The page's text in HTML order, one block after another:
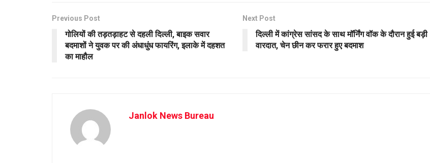
Previous Post
गोलियों की तड़तड़ाहट से दहली दिल्ली, बाइक सवार
बदमाशों ने युवक पर की अंधाधुंध फायरिंग, इलाके में दहशत
का माहौल
Next Post
दिल्ली में कांग्रेस सांसद के साथ मॉर्निंग वॉक के दौरान हुई बड़ी
वारदात, चेन छीन कर फरार हुए बदमाश
Janlok News Bureau